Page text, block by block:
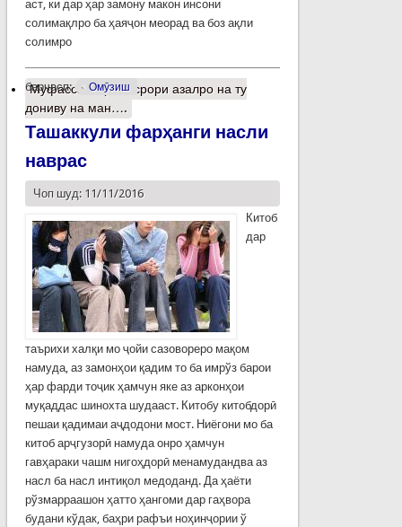
аст, ки дар ҳар замону макон инсони
солимақлро ба ҳаяҷон меорад ва боз ақли
солимро
барчасп: Омӯзиш
Муфассалтаро Асрори азалро на ту
дониву на ман….
Ташаккули фарҳанги насли
наврас
Чоп шуд: 11/11/2016
Китоб
дар
таърихи халқи мо ҷойи сазовореро мақом
намуда, аз замонҳои қадим то ба имрўз барои
ҳар фарди тоҷик ҳамчун яке аз арконҳои
муқаддас шинохта шудааст. Китобу китобдорӣ
пешаи қадимаи аҷдодони мост. Ниёгони мо ба
китоб арҷгузорӣ намуда онро ҳамчун
гавҳараки чашм нигоҳдорӣ менамудандва аз
насл ба насл интиқол медоданд. Да ҳаёти
рўзмарраашон ҳатто ҳангоми дар гаҳвора
будани кўдак, баҳри рафъи ноҳинҷории ў